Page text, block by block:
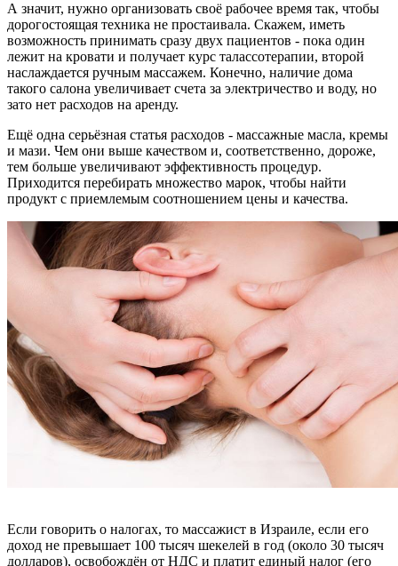
А значит, нужно организовать своё рабочее время так, чтобы
дорогостоящая техника не простаивала. Скажем, иметь
возможность принимать сразу двух пациентов - пока один
лежит на кровати и получает курс талассотерапии, второй
наслаждается ручным массажем. Конечно, наличие дома
такого салона увеличивает счета за электричество и воду, но
зато нет расходов на аренду.
Ещё одна серьёзная статья расходов - массажные масла, кремы
и мази. Чем они выше качеством и, соответственно, дороже,
тем больше увеличивают эффективность процедур.
Приходится перебирать множество марок, чтобы найти
продукт с приемлемым соотношением цены и качества.
Если говорить о налогах, то массажист в Израиле, если его
доход не превышает 100 тысяч шекелей в год (около 30 тысяч
долларов), освобождён от НДС и платит единый налог (его